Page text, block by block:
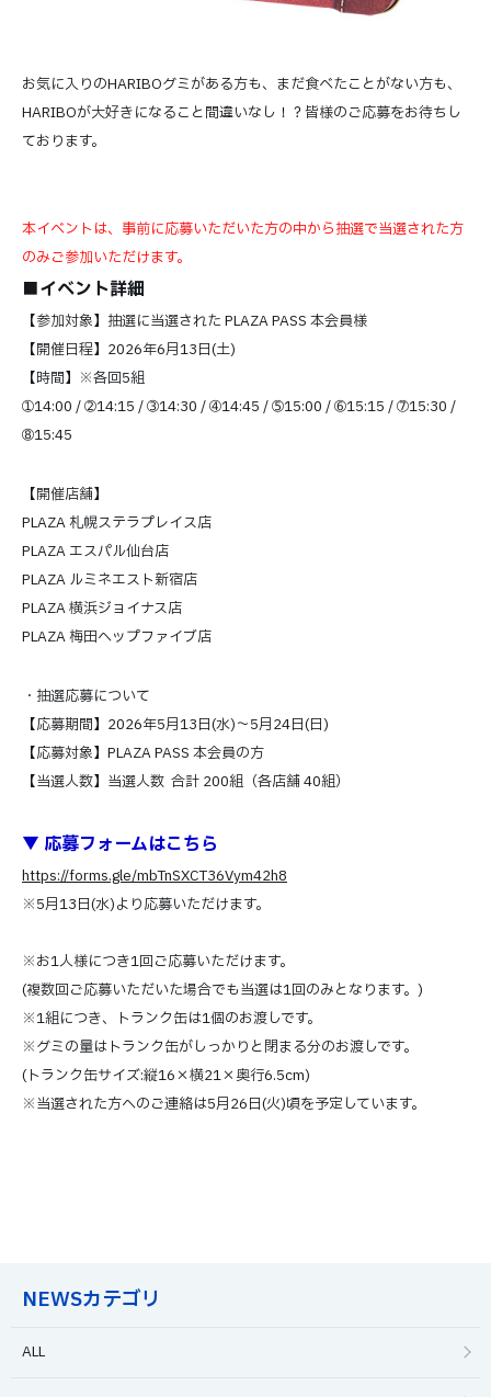
お気に入りのHARIBOグミがある方も、まだ食べたことがない方も、
HARIBOが大好きになること間違いなし！？皆様のご応募をお待ちし
ております。
本イベントは、事前に応募いただいた方の中から抽選で当選された方
のみご参加いただけます。
■イベント詳細
【参加対象】抽選に当選された PLAZA PASS 本会員様
【開催日程】2026年6月13日(土)
【時間】※各回5組
➀14:00 / ➁14:15 / ➂14:30 / ➃14:45 / ➄15:00 / ➅15:15 / ➆15:30 /
➇15:45
【開催店舗】
PLAZA 札幌ステラプレイス店
PLAZA エスパル仙台店
PLAZA ルミネエスト新宿店
PLAZA 横浜ジョイナス店
PLAZA 梅田ヘップファイブ店
・抽選応募について
【応募期間】2026年5月13日(水)～5月24日(日)
【応募対象】PLAZA PASS 本会員の方
【当選人数】当選人数 合計 200組（各店舗 40組）
▼ 応募フォームはこちら
https://forms.gle/mbTnSXCT36Vym42h8
※5月13日(水)より応募いただけます。
※お1人様につき1回ご応募いただけます。
(複数回ご応募いただいた場合でも当選は1回のみとなります。)
※1組につき、トランク缶は1個のお渡しです。
※グミの量はトランク缶がしっかりと閉まる分のお渡しです。
(トランク缶サイズ:縦16×横21×奥行6.5cm)
※当選された方へのご連絡は5月26日(火)頃を予定しています。
NEWSカテゴリ
ALL